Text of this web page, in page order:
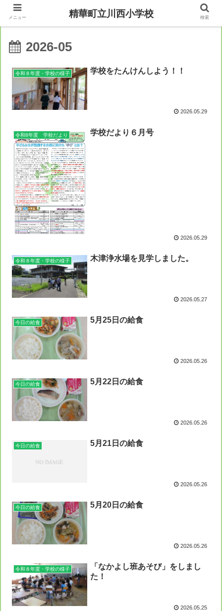
2026-05
令和８年度・学校の様子 学校をたんけんしよう！！
2026.05.29
令和8年度 学校だより 学校だより６月号
2026.05.29
令和８年度・学校の様子 木津浄水場を見学しました。
2026.05.27
今日の給食 5月25日の給食
2026.05.26
今日の給食 5月22日の給食
2026.05.26
今日の給食 5月21日の給食
2026.05.26
今日の給食 5月20日の給食
2026.05.26
令和８年度・学校の様子
「なかよし班あそび」をしまし
た！
2026.05.25
メニュー 精華町立川西小学校 検索